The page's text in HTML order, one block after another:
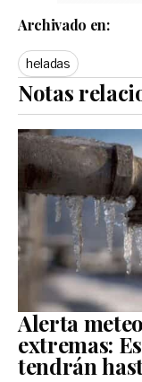
Archivado en:
heladas
Notas
Alerta
extremas:
tendrán